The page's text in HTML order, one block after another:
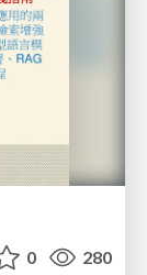
0 280